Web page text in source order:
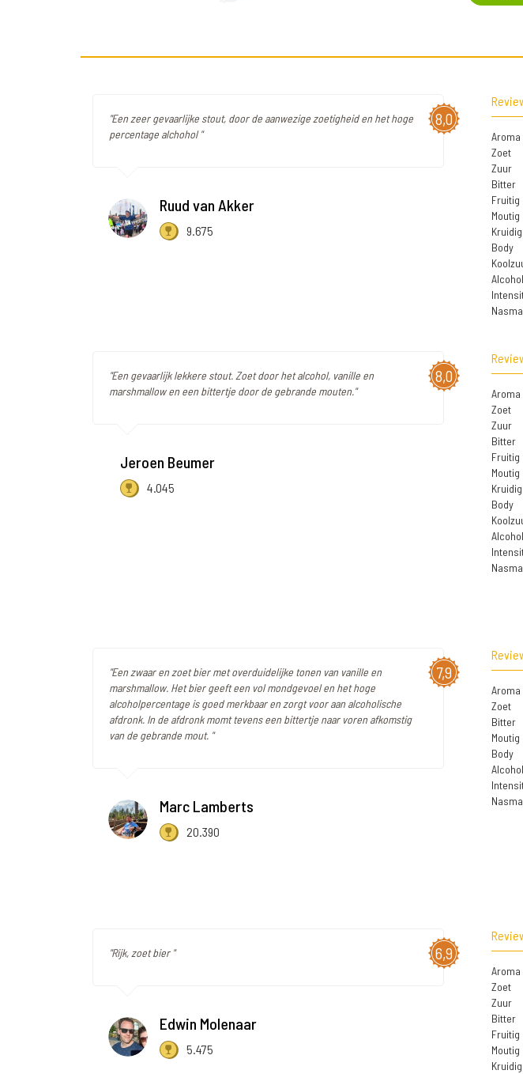
8,0
"Een zeer gevaarlijke stout, door de aanwezige zoetigheid en het hoge
percentage alchohol "
Ruud van Akker
9.675
Aroma
Zoet
Zuur
Bitter
Fruitig
Moutig
Kruidig
Body
Alcohol
8,0
"Een gevaarlijk lekkere stout. Zoet door het alcohol, vanille en
marshmallow en een bittertje door de gebrande mouten."
Jeroen Beumer
4.045
Aroma
Zoet
Zuur
Bitter
Fruitig
Moutig
Kruidig
Body
Alcohol
7,9
"Een zwaar en zoet bier met overduidelijke tonen van vanille en
marshmallow. Het bier geeft een vol mondgevoel en het hoge
alcoholpercentage is goed merkbaar en zorgt voor aan alcoholische
afdronk. In de afdronk momt tevens een bittertje naar voren afkomstig
van de gebrande mout. "
Marc Lamberts
20.390
Aroma
Zoet
Bitter
Moutig
Body
Alcohol
6,9
"Rijk, zoet bier "
Edwin Molenaar
5.475
Aroma
Zoet
Zuur
Bitter
Fruitig
Moutig
Kruidig